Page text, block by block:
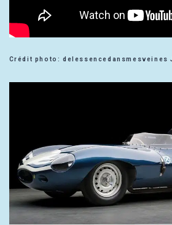
Crédit photo: delessencedansmesveines